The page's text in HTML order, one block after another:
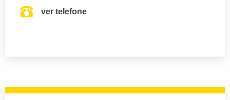
ver telefone